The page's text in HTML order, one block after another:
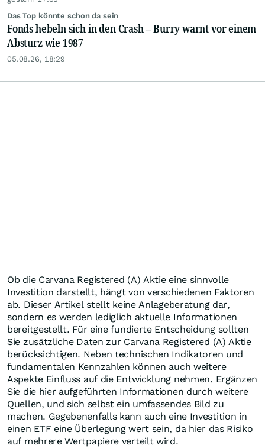
Das Top könnte schon da sein
Fonds hebeln sich in den Crash – Burry warnt vor einem
Absturz wie 1987
05.08.26, 18:29
Ob die Carvana Registered (A) Aktie eine sinnvolle
Investition darstellt, hängt von verschiedenen Faktoren
ab. Dieser Artikel stellt keine Anlageberatung dar,
sondern es werden lediglich aktuelle Informationen
bereitgestellt. Für eine fundierte Entscheidung sollten
Sie zusätzliche Daten zur Carvana Registered (A) Aktie
berücksichtigen. Neben technischen Indikatoren und
fundamentalen Kennzahlen können auch weitere
Aspekte Einfluss auf die Entwicklung nehmen. Ergänzen
Sie die hier aufgeführten Informationen durch weitere
Quellen, und sich selbst ein umfassendes Bild zu
machen. Gegebenenfalls kann auch eine Investition in
einen ETF eine Überlegung wert sein, da hier das Risiko
auf mehrere Wertpapiere verteilt wird.